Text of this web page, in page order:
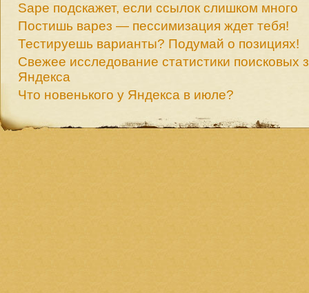
Sape подскажет, если ссылок слишком много
Постишь варез — пессимизация ждет тебя!
Тестируешь варианты? Подумай о позициях!
Свежее исследование статистики поисковых
Яндекса
Что новенького у Яндекса в июле?